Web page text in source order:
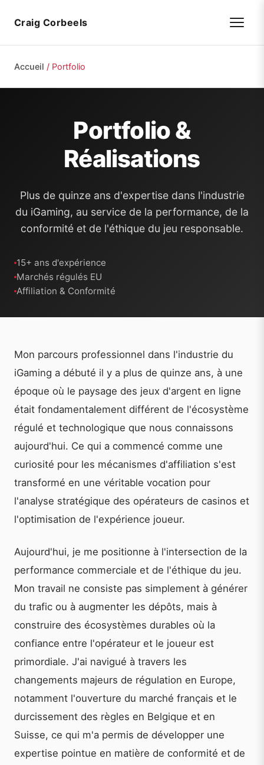
Craig Corbeels
Accueil / Portfolio
Portfolio &
Réalisations
Plus de quinze ans d'expertise dans l'industrie
du iGaming, au service de la performance, de la
conformité et de l'éthique du jeu responsable.
15+ ans d'expérience
Marchés régulés EU
Affiliation & Conformité
Mon parcours professionnel dans l'industrie du
iGaming a débuté il y a plus de quinze ans, à une
époque où le paysage des jeux d'argent en ligne
était fondamentalement différent de l'écosystème
régulé et technologique que nous connaissons
aujourd'hui. Ce qui a commencé comme une
curiosité pour les mécanismes d'affiliation s'est
transformé en une véritable vocation pour
l'analyse stratégique des opérateurs de casinos et
l'optimisation de l'expérience joueur.
Aujourd'hui, je me positionne à l'intersection de la
performance commerciale et de l'éthique du jeu.
Mon travail ne consiste pas simplement à générer
du trafic ou à augmenter les dépôts, mais à
construire des écosystèmes durables où la
confiance entre l'opérateur et le joueur est
primordiale. J'ai navigué à travers les
changements majeurs de régulation en Europe,
notamment l'ouverture du marché français et le
durcissement des règles en Belgique et en
Suisse, ce qui m'a permis de développer une
expertise pointue en matière de conformité et de